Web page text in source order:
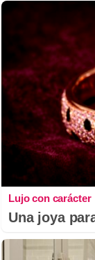
Lujo con carácter
Una joya